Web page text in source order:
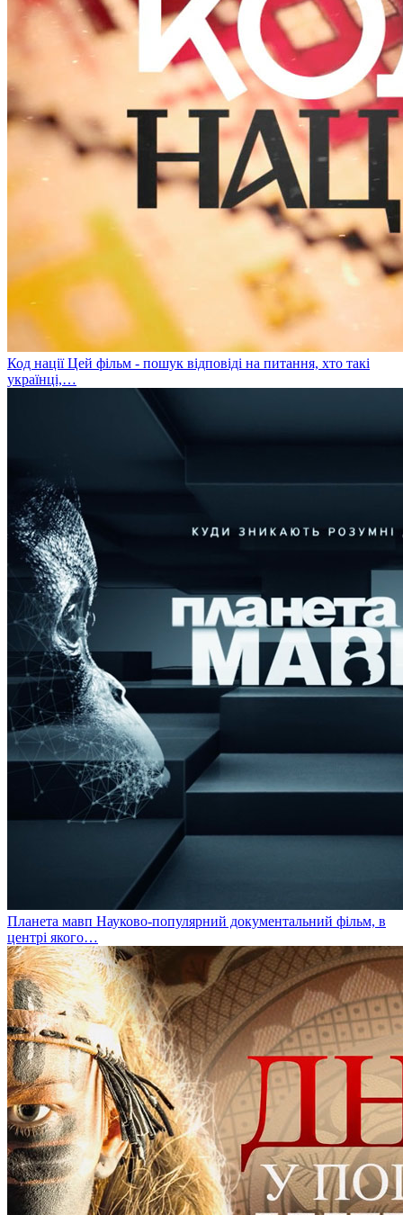
Код нації Цей фільм - пошук відповіді на питання, хто такі
українці,…
Планета мавп Науково-популярний документальний фільм, в
центрі якого…